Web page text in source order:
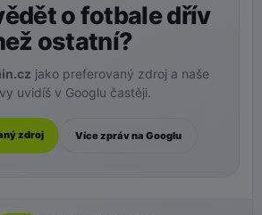
o fotbale dřív
ostatní?
jako preferovaný zdroj a naše
uvidíš v Googlu častěji.
zdroj Více zpráv na Googlu